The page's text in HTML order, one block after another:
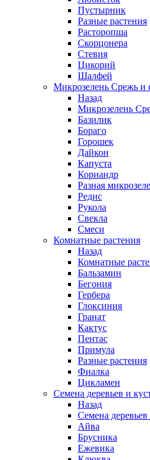
Пустырник
Разные растения
Расторопша
Скорцонера
Стевия
Цикорий
Шалфей
Микрозелень Срежь
Назад
Микрозелень
Базилик
Бораго
Горошек
Дайкон
Капуста
Кориандр
Разная
Редис
Рукола
Свекла
Смеси
Комнатные растения
Назад
Комнатные
Бальзамин
Бегония
Гербера
Глоксиния
Гранат
Кактус
Пентас
Примула
Разные растения
Фиалка
Цикламен
Семена деревьев и
Назад
Семена
Айва
Брусника
Ежевика